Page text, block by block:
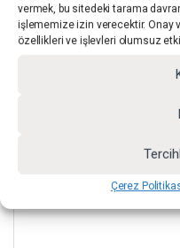
vermek, bu sitedeki tarama
işlememize izin verecektir. Onay
özellikleri ve işlevleri olumsuz
Çerez